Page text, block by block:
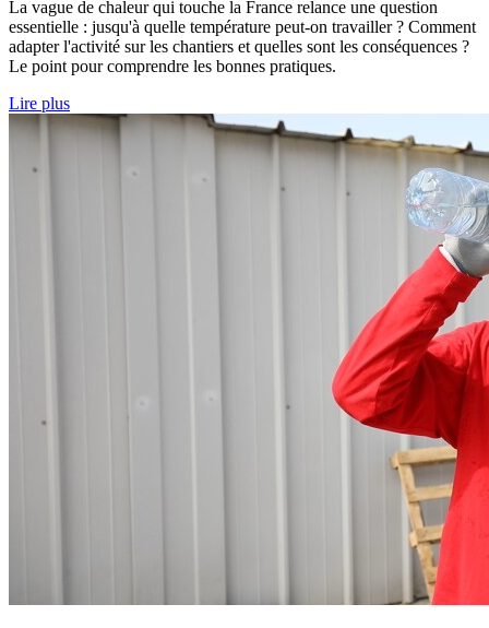
La vague de chaleur qui touche la France relance une question
essentielle : jusqu'à quelle température peut-on travailler ? Comment
adapter l'activité sur les chantiers et quelles sont les conséquences ?
Le point pour comprendre les bonnes pratiques.
Lire plus